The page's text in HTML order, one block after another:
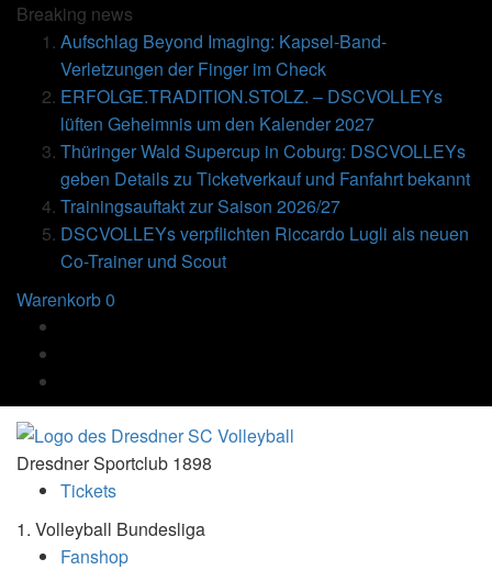
Breaking news
Aufschlag Beyond Imaging: Kapsel-Band-
Verletzungen der Finger im Check
ERFOLGE.TRADITION.STOLZ. – DSCVOLLEYs
lüften Geheimnis um den Kalender 2027
Thüringer Wald Supercup in Coburg: DSCVOLLEYs
geben Details zu Ticketverkauf und Fanfahrt bekannt
Trainingsauftakt zur Saison 2026/27
DSCVOLLEYs verpflichten Riccardo Lugli als neuen
Co-Trainer und Scout
Warenkorb0
Dresdner Sportclub 1898
Tickets
1. Volleyball Bundesliga
Fanshop